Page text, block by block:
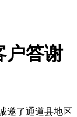
户答谢
邀了通道县地区